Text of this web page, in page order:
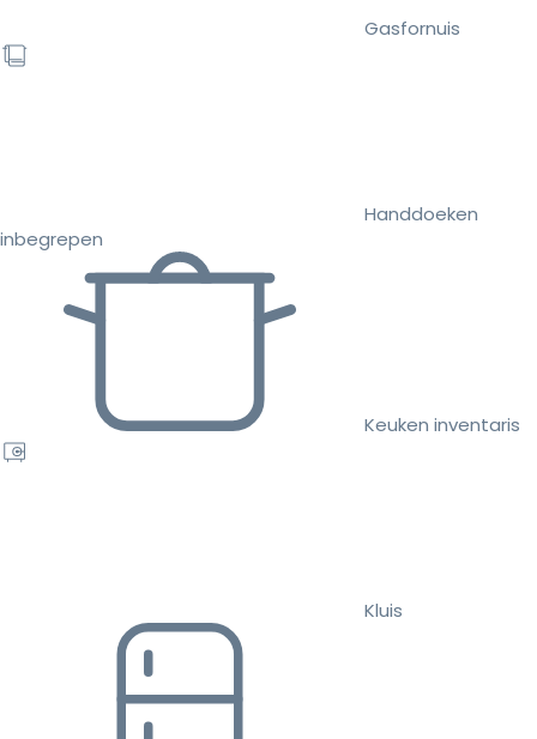
Gasfornuis
Handdoeken
inbegrepen
Keuken inventaris
Kluis